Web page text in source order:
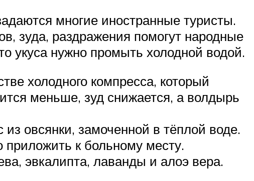
многие иностранные туристы.
зуда, раздражения помогут народные
укуса нужно промыть холодной водой.
холодного компресса, который
меньше, зуд снижается, а волдырь
овсянки, замоченной в тёплой воде.
приложить к больному месту.
эвкалипта, лаванды и алоэ вера.